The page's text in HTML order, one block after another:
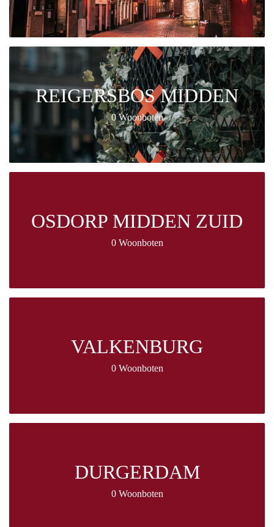
REIGERSBOS MIDDEN
0 Woonboten
OSDORP MIDDEN ZUID
0 Woonboten
VALKENBURG
0 Woonboten
DURGERDAM
0 Woonboten